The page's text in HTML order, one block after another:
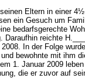
Eltern in einer
ein Gesuch um
bedarfsgerechte
reichte
In der Folge
bewohnte mit ihm
1. Januar 2009
die er zuvor auf